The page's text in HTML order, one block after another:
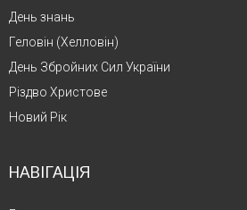
День знань
Геловін (Хелловін)
День Збройних Сил України
Різдво Христове
Новий Рік
НАВІГАЦІЯ